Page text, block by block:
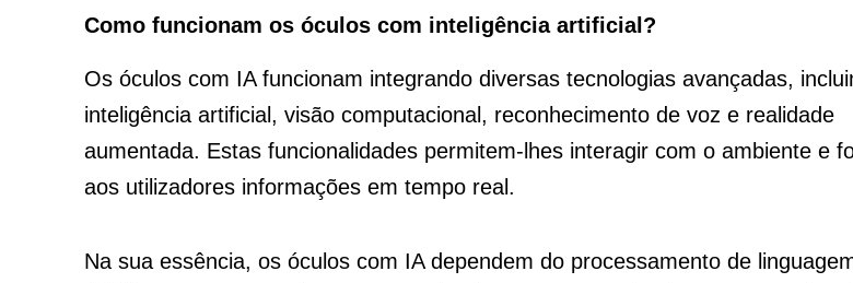
Como funcionam os óculos com inteligência artificial?
Os óculos com IA funcionam integrando diversas tecnologias avançadas,
inteligência artificial, visão computacional, reconhecimento de voz e realidade
aumentada. Estas funcionalidades permitem-lhes interagir com o ambiente e
aos utilizadores informações em tempo real.
Na sua essência, os óculos com IA dependem do processamento de